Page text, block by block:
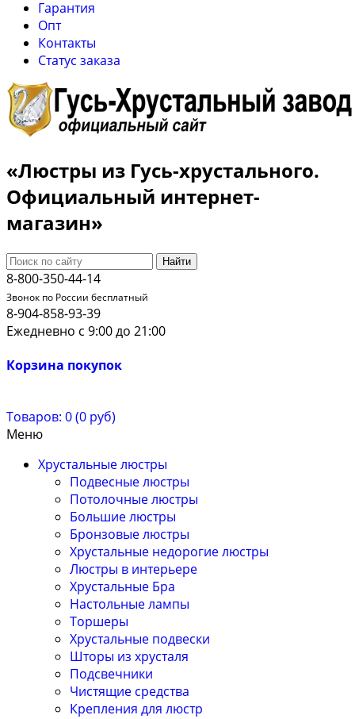
Гарантия
Опт
Контакты
Cтатус заказа
«Люстры из Гусь-хрустального.
Официальный интернет-
магазин»
Найти
8-800-350-44-14
Звонок по России бесплатный
8-904-858-93-39
Ежедневно с 9:00 до 21:00
Корзина покупок
Товаров: 0 (0 руб)
Меню
Хрустальные люстры
Подвесные люстры
Потолочные люстры
Большие люстры
Бронзовые люстры
Хрустальные недорогие люстры
Люстры в интерьере
Хрустальные Бра
Настольные лампы
Торшеры
Хрустальные подвески
Шторы из хрусталя
Подсвечники
Чистящие средства
Крепления для люстр